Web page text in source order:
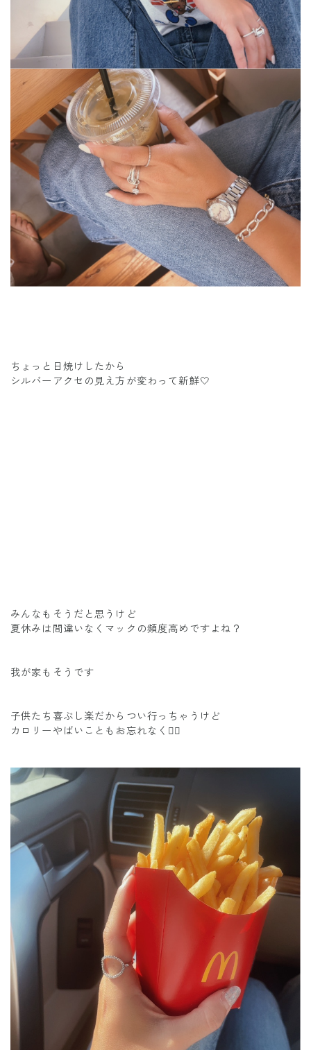
ちょっと日焼けしたから
シルバーアクセの見え方が変わって新鮮🤍
みんなもそうだと思うけど
夏休みは間違いなくマックの頻度高めですよね？
我が家もそうです
子供たち喜ぶし楽だからつい行っちゃうけど
カロリーやばいこともお忘れなく😮‍💨